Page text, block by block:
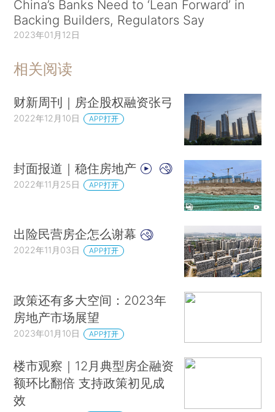
China’s Banks Need to ‘Lean Forward’ in
Backing Builders, Regulators Say
2023年01月12日
相关阅读
财新周刊｜房企股权融资张弓
2022年12月10日 APP打开
封面报道｜稳住房地产
2022年11月25日 APP打开
出险民营房企怎么谢幕
2022年11月03日 APP打开
政策还有多大空间：2023年
房地产市场展望
2023年01月10日 APP打开
楼市观察｜12月典型房企融资
额环比翻倍 支持政策初见成
效